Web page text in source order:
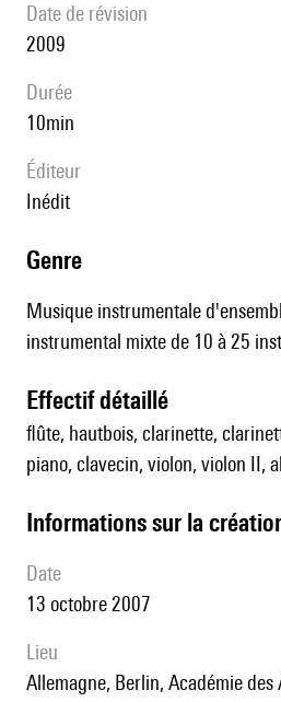
date de révision
2009
durée
10min
éditeur
Inédit
genre
Musique instrumentale
instrumental mixte de 10 à 25
effectif détaillé
flûte, hautbois, clarinette,
piano, clavecin, violon, violon II,
informations sur la
date
13 octobre 2007
lieu
Allemagne, Berlin, Académie des